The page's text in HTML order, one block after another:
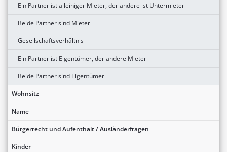
Ein Partner ist alleiniger Mieter, der andere ist Untermieter
Beide Partner sind Mieter
Gesellschaftsverhältnis
Ein Partner ist Eigentümer, der andere Mieter
Beide Partner sind Eigentümer
Wohnsitz
Name
Bürgerrecht und Aufenthalt / Ausländerfragen
Kinder